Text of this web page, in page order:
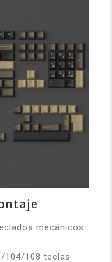
mecánicos
108 teclas